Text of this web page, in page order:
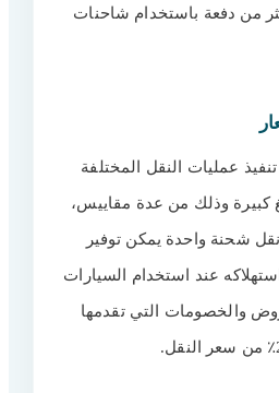
من دفعة باستخدام شاحنات
عمليات النقل المختلفة
كبيرة وذلك من عدة مقاييس،
نقل شحنة واحدة يمكن توفير
عند استخدام السيارات
والخصومات التي تقدمها